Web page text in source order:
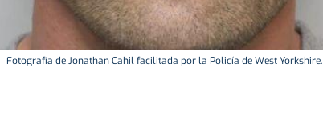
Fotografía de Jonathan Cahil facilitada por la Policía de West Yorkshire.